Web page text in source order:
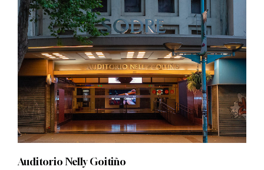
Auditorio Nelly Goitiño